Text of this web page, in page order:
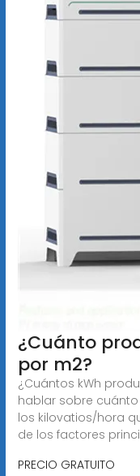
¿Cuánto
por m2?
¿Cuántos kWh
hablar sobre
los kilovatios/hora
de los factores
PRECIO GRATUITO